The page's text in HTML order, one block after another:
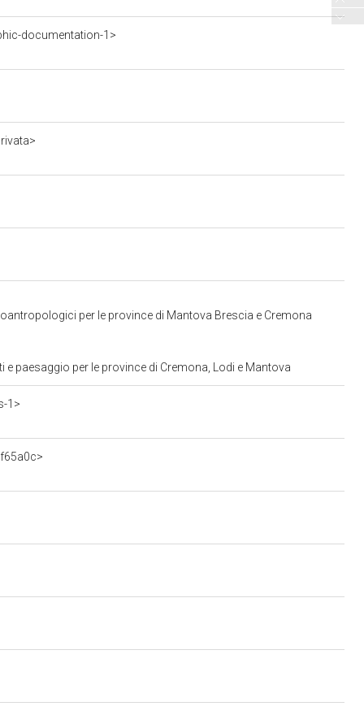
documentation-1>
per le province di Mantova Brescia e Cremona
paesaggio per le province di Cremona, Lodi e Mantova
1>